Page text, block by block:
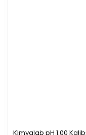
Kimyalab pH 1.00